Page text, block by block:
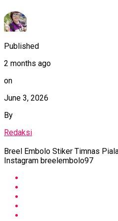
Published
2 months ago
on
June 3, 2026
By
Redaksi
Breel Embolo Stiker Timnas
Instagram breelembolo97